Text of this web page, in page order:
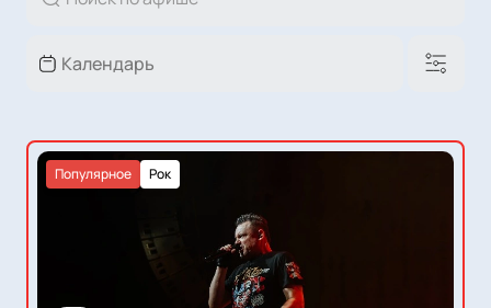
Рок
Популярное